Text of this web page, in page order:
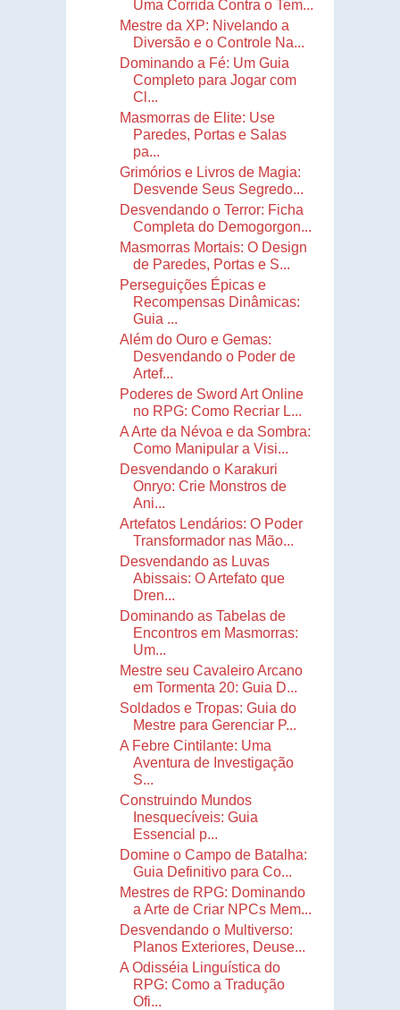
Uma Corrida Contra o Tem...
Mestre da XP: Nivelando a
Diversão e o Controle Na...
Dominando a Fé: Um Guia
Completo para Jogar com
Cl...
Masmorras de Elite: Use
Paredes, Portas e Salas
pa...
Grimórios e Livros de Magia:
Desvende Seus Segredo...
Desvendando o Terror: Ficha
Completa do Demogorgon...
Masmorras Mortais: O Design
de Paredes, Portas e S...
Perseguições Épicas e
Recompensas Dinâmicas:
Guia ...
Além do Ouro e Gemas:
Desvendando o Poder de
Artef...
Poderes de Sword Art Online
no RPG: Como Recriar L...
A Arte da Névoa e da Sombra:
Como Manipular a Visi...
Desvendando o Karakuri
Onryo: Crie Monstros de
Ani...
Artefatos Lendários: O Poder
Transformador nas Mão...
Desvendando as Luvas
Abissais: O Artefato que
Dren...
Dominando as Tabelas de
Encontros em Masmorras:
Um...
Mestre seu Cavaleiro Arcano
em Tormenta 20: Guia D...
Soldados e Tropas: Guia do
Mestre para Gerenciar P...
A Febre Cintilante: Uma
Aventura de Investigação
S...
Construindo Mundos
Inesquecíveis: Guia
Essencial p...
Domine o Campo de Batalha:
Guia Definitivo para Co...
Mestres de RPG: Dominando
a Arte de Criar NPCs Mem...
Desvendando o Multiverso:
Planos Exteriores, Deuse...
A Odisséia Linguística do
RPG: Como a Tradução
Ofi...